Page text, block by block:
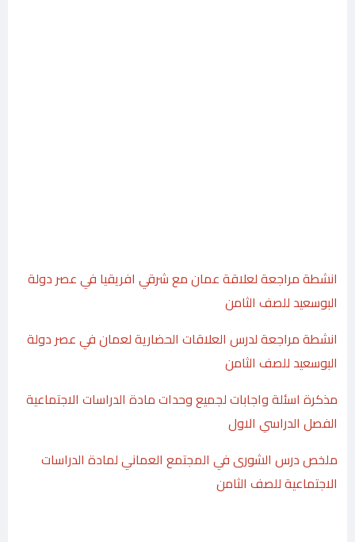
انشطة مراجعة لعلاقة عمان مع شرقي افريقيا في عصر دولة
البوسعيد للصف الثامن
انشطة مراجعة لدرس العلاقات الحضارية لعمان في عصر دولة
البوسعيد للصف الثامن
مذكرة اسئلة واجابات لجميع وحدات مادة الدراسات الاجتماعية
الفصل الدراسي الاول
ملخص درس الشورى في المجتمع العماني لمادة الدراسات
الاجتماعية للصف الثامن